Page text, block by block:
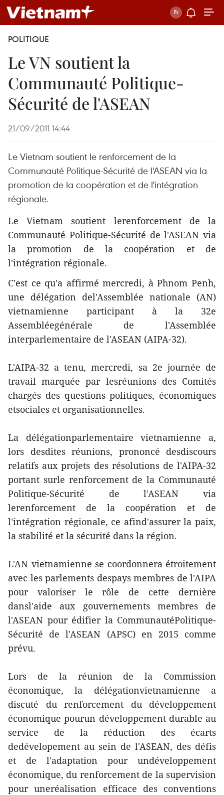
POLITIQUE
Le VN soutient la
Communauté Politique-
Sécurité de l'ASEAN
21/09/2011 14:44
Le Vietnam soutient le renforcement de la
Communauté Politique-Sécurité de l'ASEAN via la
promotion de la coopération et de l'intégration
régionale.
Le Vietnam soutient lerenforcement de la
Communauté Politique-Sécurité de l'ASEAN via
la promotion de la coopération et de
l'intégration régionale.
C'est ce qu'a affirmé mercredi, à Phnom Penh,
une délégation del'Assemblée nationale (AN)
vietnamienne participant à la 32e
Assembléegénérale de l'Assemblée
interparlementaire de l'ASEAN (AIPA-32).
L'AIPA-32 a tenu, mercredi, sa 2e journée de
travail marquée par lesréunions des Comités
chargés des questions politiques, économiques
etsociales et organisationnelles.
La délégationparlementaire vietnamienne a,
lors desdites réunions, prononcé desdiscours
relatifs aux projets des résolutions de l'AIPA-32
portant surle renforcement de la Communauté
Politique-Sécurité de l'ASEAN via
lerenforcement de la coopération et de
l'intégration régionale, ce afind'assurer la paix,
la stabilité et la sécurité dans la région.
L'AN vietnamienne se coordonnera étroitement
avec les parlements despays membres de l'AIPA
pour valoriser le rôle de cette dernière
dansl'aide aux gouvernements membres de
l'ASEAN pour édifier la CommunautéPolitique-
Sécurité de l'ASEAN (APSC) en 2015 comme
prévu.
Lors de la réunion de la Commission
économique, la délégationvietnamienne a
discuté du renforcement du développement
économique pourun développement durable au
service de la réduction des écarts
dedévelopement au sein de l'ASEAN, des défis
et de l'adaptation pour undéveloppement
économique, du renforcement de la supervision
pour uneréalisation efficace des conventions